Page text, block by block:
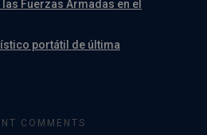
Fuerzas Armadas en el
portátil de última
COMMENTS